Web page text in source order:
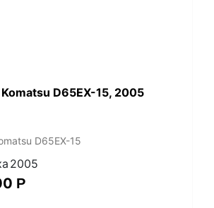
D65EX-15, 2005
D65EX-15
2005
Р